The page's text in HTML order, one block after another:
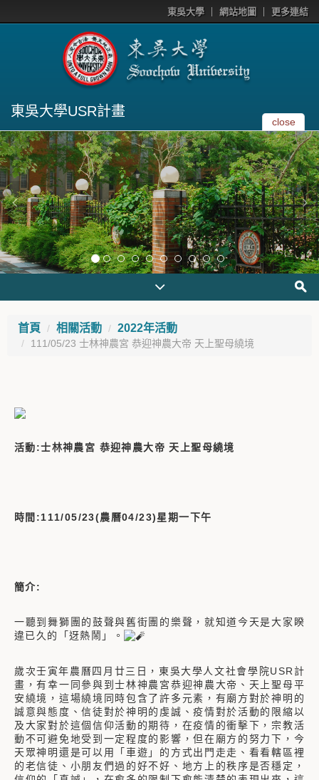
東吳大學 網站地圖 更多連結
東吳大學USR計畫
close
首頁 相關活動 2022年活動
111/05/23 士林神農宮 恭迎神農大帝 天上聖母繞境
活動:士林神農宮 恭迎神農大帝 天上聖母繞境
時間:111/05/23(農曆04/23)星期一下午
簡介:
一聽到舞獅團的鼓聲與舊街團的樂聲，就知道今天是大家睽
違已久的「迓熱鬧」。
歲次壬寅年農曆四月廿三日，東吳大學人文社會學院USR計
畫，有幸一同參與到士林神農宮恭迎神農大帝、天上聖母平
安繞境，這場繞境同時包含了許多元素，有廟方對於神明的
誠意與態度、信徒對於神明的虔誠、疫情對於活動的限縮以
及大家對於這個信仰活動的期待，在疫情的衝擊下，宗教活
動不可避免地受到一定程度的影響，但在廟方的努力下，今
天眾神明還是可以用「車遊」的方式出門走走、看看轄區裡
的老信徒、小朋友們過的好不好、地方上的秩序是否穩定，